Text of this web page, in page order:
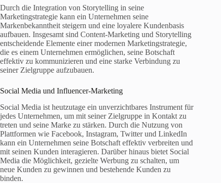
Durch die Integration von Storytelling in seine
Marketingstrategie kann ein Unternehmen seine
Markenbekanntheit steigern und eine loyalere Kundenbasis
aufbauen. Insgesamt sind Content-Marketing und Storytelling
entscheidende Elemente einer modernen Marketingstrategie,
die es einem Unternehmen ermöglichen, seine Botschaft
effektiv zu kommunizieren und eine starke Verbindung zu
seiner Zielgruppe aufzubauen.
Social Media und Influencer-Marketing
Social Media ist heutzutage ein unverzichtbares Instrument für
jedes Unternehmen, um mit seiner Zielgruppe in Kontakt zu
treten und seine Marke zu stärken. Durch die Nutzung von
Plattformen wie Facebook, Instagram, Twitter und LinkedIn
kann ein Unternehmen seine Botschaft effektiv verbreiten und
mit seinen Kunden interagieren. Darüber hinaus bietet Social
Media die Möglichkeit, gezielte Werbung zu schalten, um
neue Kunden zu gewinnen und bestehende Kunden zu
binden.